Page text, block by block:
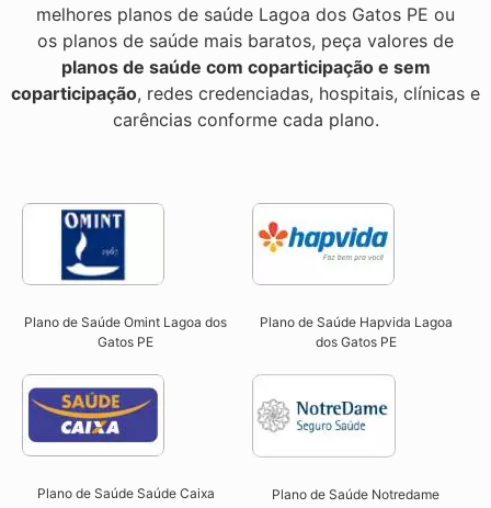
melhores planos de saúde Lagoa dos Gatos PE ou
os planos de saúde mais baratos, peça valores de
planos de saúde com coparticipação e sem
coparticipação, redes credenciadas, hospitais, clínicas e
carências conforme cada plano.
Plano de Saúde Omint Lagoa dos
Gatos PE​
Plano de Saúde Hapvida Lagoa
dos Gatos PE​
Plano de Saúde Saúde Caixa
Plano de Saúde Notredame